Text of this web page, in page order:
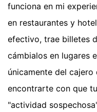
funciona en mi
en restaurantes y
efectivo, trae billetes
cámbialos en lugares
únicamente del
encontrarte con que
"actividad